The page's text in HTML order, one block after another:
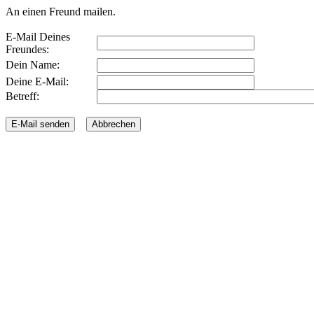
An einen Freund mailen.
E-Mail Deines
Freundes:
Dein Name:
Deine E-Mail:
Betreff: